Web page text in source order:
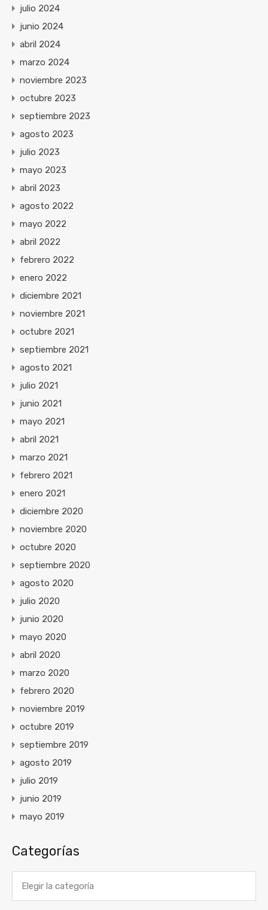
julio 2024
junio 2024
abril 2024
marzo 2024
noviembre 2023
octubre 2023
septiembre 2023
agosto 2023
julio 2023
mayo 2023
abril 2023
agosto 2022
mayo 2022
abril 2022
febrero 2022
enero 2022
diciembre 2021
noviembre 2021
octubre 2021
septiembre 2021
agosto 2021
julio 2021
junio 2021
mayo 2021
abril 2021
marzo 2021
febrero 2021
enero 2021
diciembre 2020
noviembre 2020
octubre 2020
septiembre 2020
agosto 2020
julio 2020
junio 2020
mayo 2020
abril 2020
marzo 2020
febrero 2020
noviembre 2019
octubre 2019
septiembre 2019
agosto 2019
julio 2019
junio 2019
mayo 2019
Categorías